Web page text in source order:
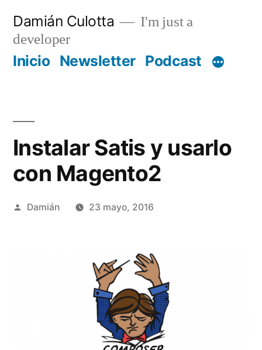
contenido
Damián Culotta
I'm just a
developer
Inicio Newsletter Podcast
Instalar Satis y usarlo
con Magento2
Publicado
Damián 23 mayo, 2016